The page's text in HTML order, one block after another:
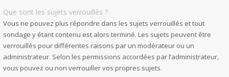
Que sont les sujets verrouillés ?
Vous ne pouvez plus répondre dans les sujets verrouillés et tout
sondage y étant contenu est alors terminé. Les sujets peuvent être
verrouillés pour différentes raisons par un modérateur ou un
administrateur. Selon les permissions accordées par l’administrateur,
vous pouvez ou non verrouiller vos propres sujets.